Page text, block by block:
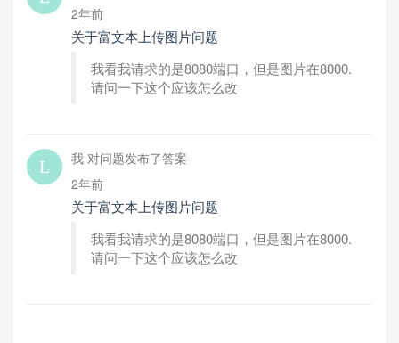
2年前
关于富文本上传图片问题
我看我请求的是8080端口，但是图片在8000.
请问一下这个应该怎么改
我 对问题发布了答案
2年前
关于富文本上传图片问题
我看我请求的是8080端口，但是图片在8000.
请问一下这个应该怎么改